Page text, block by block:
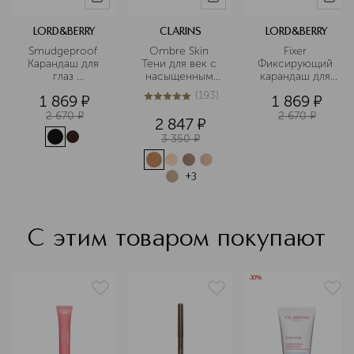
LORD&BERRY
Smudgeproof
Карандаш для
глаз
1 869 ¤
2 670 ¤
CLARINS
Ombre Skin
Тени для век с
насыщенным
цветом
5из 5193 (193)
2 847 ¤
3 350 ¤
+3
LORD&BERRY
Fixer
Фиксирующий
карандаш для
1 869 ¤
2 670 ¤
С этим товаром покупают
-30%